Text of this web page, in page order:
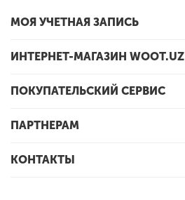
МОЯ УЧЕТНАЯ ЗАПИСЬ
ИНТЕРНЕТ-МАГАЗИН WOOT.UZ
ПОКУПАТЕЛЬСКИЙ СЕРВИС
ПАРТНЕРАМ
КОНТАКТЫ